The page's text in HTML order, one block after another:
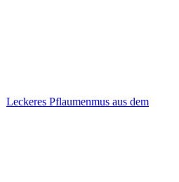
Leckeres Pflaumenmus aus dem